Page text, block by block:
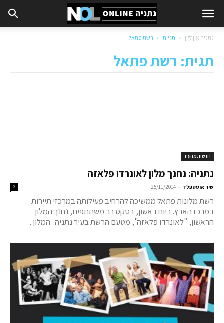
נתניה און ליין תגיות רשת פתאל
תגית: רשת פתאל
חדשות מהעיר
נתניה: נחנך מלון לאונרדו פלאזה
שיר אוסטפלד -
25/11/2014
2
רשת מלונות פתאל ממשיכה להרחיב פעילותה במרכזי תיירות
במרכז הארץ. ביום ראשון, בטקס רב משתתפים, נחנך המלון
הראשון, "לאונרדו פלאזה", מטעם הרשת בעיר נתניה. המלון...